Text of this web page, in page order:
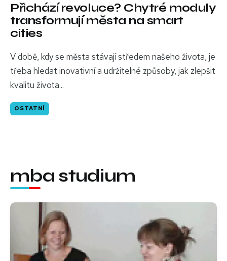
Přichází revoluce? Chytré moduly
transformují města na smart
cities
V době, kdy se města stávají středem našeho života, je
třeba hledat inovativní a udržitelné způsoby, jak zlepšit
kvalitu života...
OSTATNÍ
mba studium